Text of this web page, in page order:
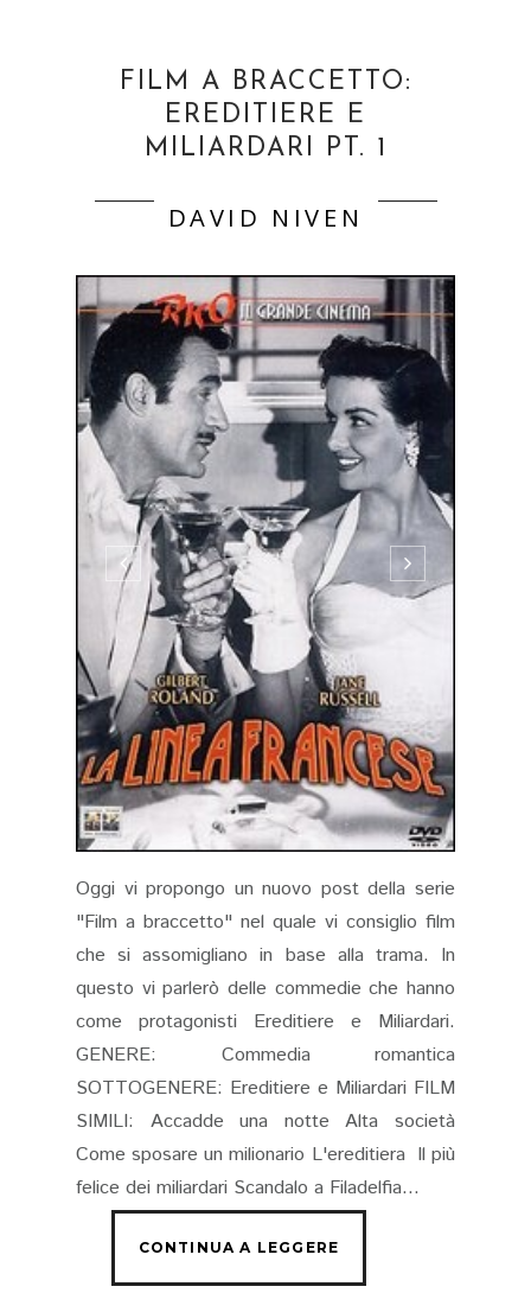
FILM A BRACCETTO:
EREDITIERE E
MILIARDARI PT. 1
DAVID NIVEN
Oggi vi propongo un nuovo post della serie
"Film a braccetto" nel quale vi consiglio film
che si assomigliano in base alla trama. In
questo vi parlerò delle commedie che hanno
come protagonisti Ereditiere e Miliardari.
GENERE: Commedia romantica
SOTTOGENERE: Ereditiere e Miliardari FILM
SIMILI: Accadde una notte Alta società
Come sposare un milionario L'ereditiera Il più
felice dei miliardari Scandalo a Filadelfia...